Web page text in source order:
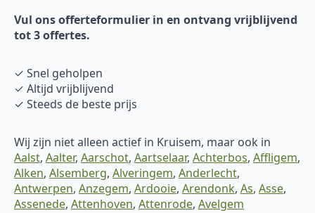
Vul ons offerteformulier in en ontvang vrijblijvend
tot 3 offertes.
✓ Snel geholpen
✓ Altijd vrijblijvend
✓ Steeds de beste prijs
Wij zijn niet alleen actief in Kruisem, maar ook in
Aalst, Aalter, Aarschot, Aartselaar, Achterbos, Affligem,
Alken, Alsemberg, Alveringem, Anderlecht,
Antwerpen, Anzegem, Ardooie, Arendonk, As, Asse,
Assenede, Attenhoven, Attenrode, Avelgem